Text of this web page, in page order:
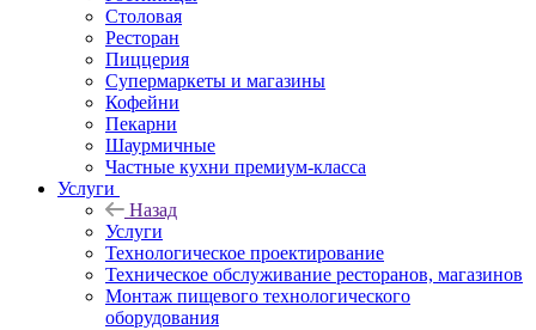
Столовая
Ресторан
Пиццерия
Супермаркеты и магазины
Кофейни
Пекарни
Шаурмичные
Частные кухни премиум-класса
Услуги
Назад
Услуги
Технологическое проектирование
Техническое обслуживание ресторанов, магазинов
Монтаж пищевого технологического
оборудования